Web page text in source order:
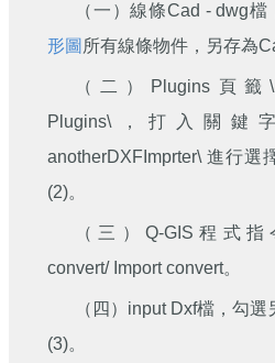
（一）線條Cad - dwg
形圖 所有線條物件，另存為
（二）Plugins頁籤
Plugins\，打入關鍵
anotherDXFImprter\ 進行選
(2)。
（三）Q-GIS程式指
convert/ Import convert。
（四）input Dxf檔，勾
(3)。